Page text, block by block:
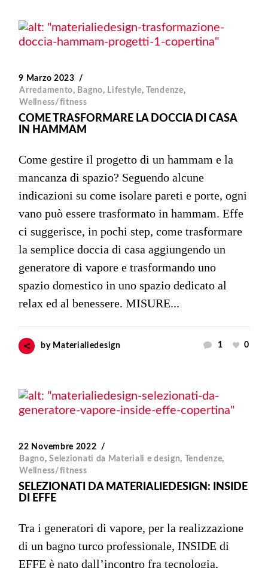
9 Marzo 2023
Arredamento, Bagno, Lifestyle, Tendenze,
Wellness/fitness
COME TRASFORMARE LA DOCCIA DI CASA
IN HAMMAM
Come gestire il progetto di un hammam e la
mancanza di spazio? Seguendo alcune
indicazioni su come isolare pareti e porte, ogni
vano può essere trasformato in hammam. Effe
ci suggerisce, in pochi step, come trasformare
la semplice doccia di casa aggiungendo un
generatore di vapore e trasformando uno
spazio domestico in uno spazio dedicato al
relax ed al benessere. MISURE...
by Materialiedesign 1 0
22 Novembre 2022
Bagno,Selezionati da Materiali e design, Tendenze,
Wellness/fitness
SELEZIONATI DA MATERIALIEDESIGN: INSIDE
DI EFFE
Tra i generatori di vapore, per la realizzazione
di un bagno turco professionale, INSIDE di
EFFE è nato dall’incontro fra tecnologia,